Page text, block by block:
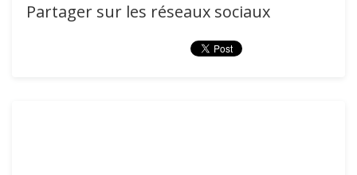
Partager sur les réseaux sociaux